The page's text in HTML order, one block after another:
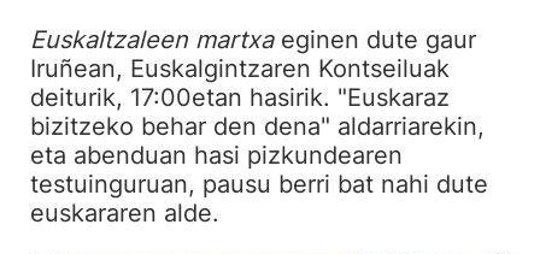
Euskaltzaleen martxaeginen dute gaur
Iruñean, Euskalgintzaren Kontseiluak
deiturik, 17:00etan hasirik. "Euskaraz
bizitzeko behar den dena" aldarriarekin,
eta abenduan hasi pizkundearen
testuinguruan, pausu berri bat nahi dute
euskararen alde.